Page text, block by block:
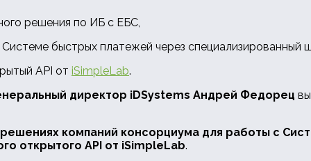
решения по ИБ с ЕБС,
Системе быстрых платежей через специализированный
API от iSimpleLab.
директор iDSystems Андрей Федорец
компаний консорциума для работы с
открытого API от iSimpleLab.